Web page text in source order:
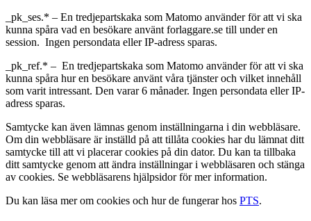
_pk_ses.* – En tredjepartskaka som Matomo använder för att vi ska
kunna spåra vad en besökare använt forlaggare.se till under en
session. Ingen persondata eller IP-adress sparas.
_pk_ref.* – En tredjepartskaka som Matomo använder för att vi ska
kunna spåra hur en besökare använt våra tjänster och vilket innehåll
som varit intressant. Den varar 6 månader. Ingen persondata eller IP-
adress sparas.
Samtycke kan även lämnas genom inställningarna i din webbläsare.
Om din webbläsare är inställd på att tillåta cookies har du lämnat ditt
samtycke till att vi placerar cookies på din dator. Du kan ta tillbaka
ditt samtycke genom att ändra inställningar i webbläsaren och stänga
av cookies. Se webbläsarens hjälpsidor för mer information.
Du kan läsa mer om cookies och hur de fungerar hos PTS.